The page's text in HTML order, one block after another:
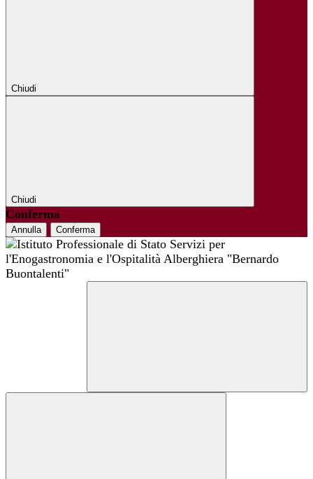
Chiudi
Chiudi
Conferma
Annulla Conferma